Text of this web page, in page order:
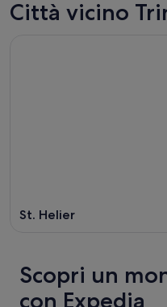
Città vicino
St. Helier
Scopri un
con Expedia